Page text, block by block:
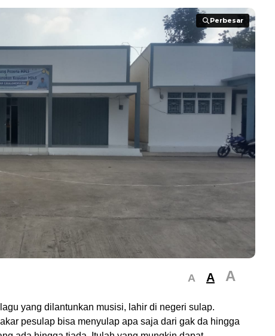
Perbesar
Perbesar
A A A
yang dilantunkan musisi, lahir di negeri sulap.
pesulap bisa menyulap apa saja dari gak da hingga